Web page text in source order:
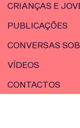
CRIANÇAS E
PUBLICAÇÕES
CONVERSAS
VÍDEOS
CONTACTOS